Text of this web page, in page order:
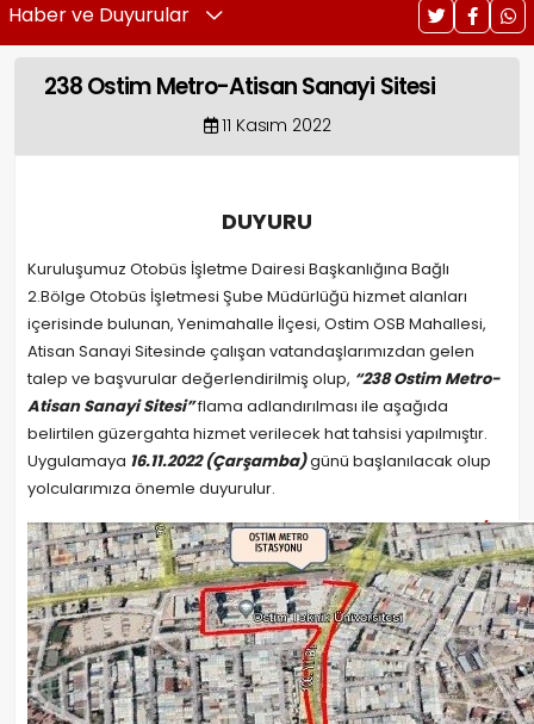
Haber ve Duyurular
238 Ostim Metro-Atisan Sanayi Sitesi
11 Kasım 2022
DUYURU
Kuruluşumuz Otobüs İşletme Dairesi Başkanlığına Bağlı
2.Bölge Otobüs İşletmesi Şube Müdürlüğü hizmet alanları
içerisinde bulunan, Yenimahalle İlçesi, Ostim OSB Mahallesi,
Atisan Sanayi Sitesinde çalışan vatandaşlarımızdan gelen
talep ve başvurular değerlendirilmiş olup, “238 Ostim Metro-
Atisan Sanayi Sitesi”flama adlandırılması ile aşağıda
belirtilen güzergahta hizmet verilecek hat tahsisi yapılmıştır.
Uygulamaya 16.11.2022(Çarşamba)günü başlanılacak olup
yolcularımıza önemle duyurulur.